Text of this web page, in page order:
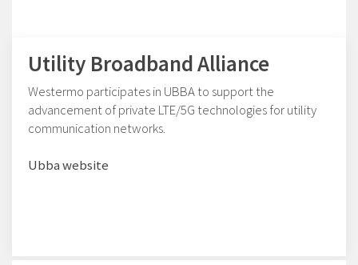
Utility Broadband Alliance
Westermo participates in UBBA to support the
advancement of private LTE/5G technologies for utility
communication networks.
Ubba website